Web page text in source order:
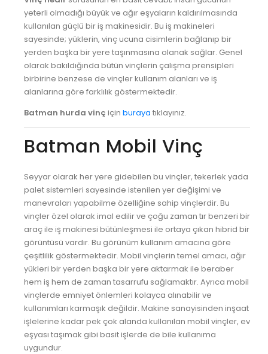
yeterli olmadığı büyük ve ağır eşyaların kaldırılmasında
kullanılan güçlü bir iş makinesidir. Bu iş makineleri
sayesinde; yüklerin, vinç ucuna cisimlerin bağlanıp bir
yerden başka bir yere taşınmasına olanak sağlar. Genel
olarak bakıldığında bütün vinçlerin çalışma prensipleri
birbirine benzese de vinçler kullanım alanları ve iş
alanlarına göre farklılık göstermektedir.
Batman hurda vinç için buraya tıklayınız.
Batman Mobil Vinç
Seyyar olarak her yere gidebilen bu vinçler, tekerlek yada
palet sistemleri sayesinde istenilen yer değişimi ve
manevraları yapabilme özelliğine sahip vinçlerdir. Bu
vinçler özel olarak imal edilir ve çoğu zaman tır benzeri bir
araç ile iş makinesi bütünleşmesi ile ortaya çıkan hibrid bir
görüntüsü vardır. Bu görünüm kullanım amacına göre
çeşitlilik göstermektedir. Mobil vinçlerin temel amacı, ağır
yükleri bir yerden başka bir yere aktarmak ile beraber
hem iş hem de zaman tasarrufu sağlamaktır. Ayrıca mobil
vinçlerde emniyet önlemleri kolayca alınabilir ve
kullanımları karmaşık değildir. Makine sanayisinden inşaat
işlelerine kadar pek çok alanda kullanılan mobil vinçler, ev
eşyası taşımak gibi basit işlerde de bile kullanıma
uygundur.